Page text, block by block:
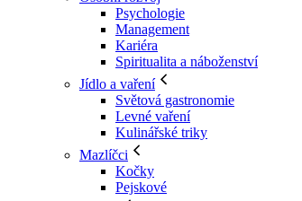
Psychologie
Management
Kariéra
Spiritualita a náboženství
Jídlo a vaření
Světová gastronomie
Levné vaření
Kulinářské triky
Mazlíčci
Kočky
Pejskové